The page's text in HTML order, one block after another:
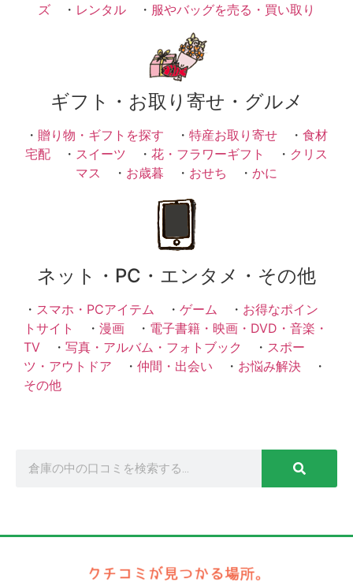
ズ ・ レンタル ・ 服やバッグを売る・買い取り
ギフト・お取り寄せ・グルメ
・ 贈り物・ギフトを探す ・ 特産お取り寄せ ・ 食材
宅配 ・ スイーツ ・ 花・フラワーギフト ・ クリス
マス ・ お歳暮 ・ おせち ・ かに
ネット・PC・エンタメ・その他
・ スマホ・PCアイテム ・ ゲーム ・ お得なポイン
トサイト
・ 漫画 ・ 電子書籍・映画・DVD・音楽・
TV ・ 写真・アルバム・フォトブック ・ スポー
ツ・アウトドア ・ 仲間・出会い ・ お悩み解決 ・
その他